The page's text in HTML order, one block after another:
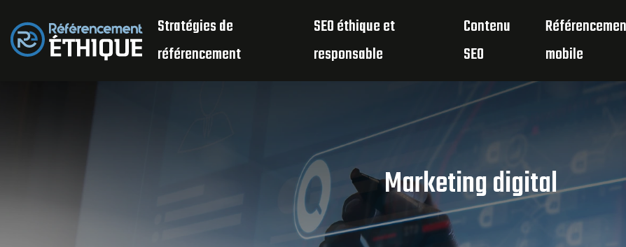
Stratégies de
référencement
SEO éthique et
responsable
Contenu
SEO
mobile
Marketing digital